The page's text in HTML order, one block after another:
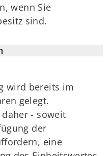
wenn Sie
sind.
wird bereits im
gelegt.
- soweit
der
eine